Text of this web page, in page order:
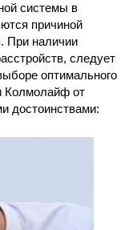
системы в
причиной
При наличии
следует
оптимального
Колмолайф от
достоинствами: